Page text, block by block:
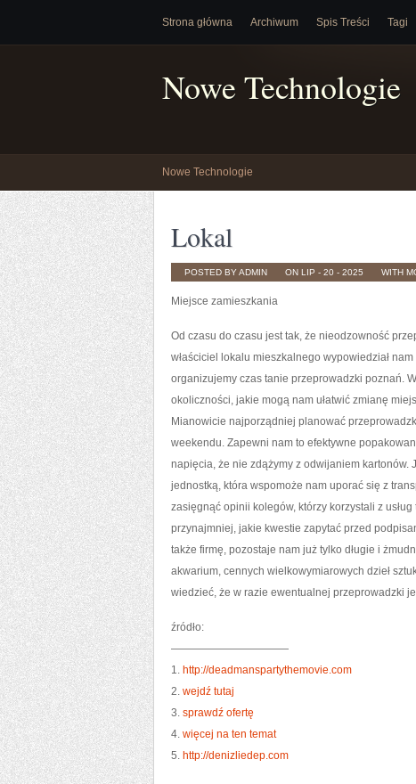
Strona główna Archiwum Spis Treści Tagi
Nowe Technologie
Nowe Technologie
Lokal
POSTED BY ADMIN ON LIP - 20 - 2025 WITH
Miejsce zamieszkania
Od czasu do czasu jest tak, że nieodzowność
właściciel lokalu mieszkalnego wypowiedział
organizujemy czas tanie przeprowadzki poznań.
okoliczności, jakie mogą nam ułatwić zmianę
Mianowicie najporządniej planować
weekendu. Zapewni nam to efektywne
napięcia, że nie zdążymy z odwijaniem kartonów.
jednostką, która wspomoże nam uporać się z
zasięgnąć opinii kolegów, którzy korzystali z
przynajmniej, jakie kwestie zapytać przed
także firmę, pozostaje nam już tylko długie i
akwarium, cennych wielkowymiarowych dzieł
wiedzieć, że w razie ewentualnej przeprowadzki
źródło:
———————————
1. http://deadmanspartythemovie.com
2. wejdź tutaj
3. sprawdź ofertę
4. więcej na ten temat
5. http://denizliedep.com